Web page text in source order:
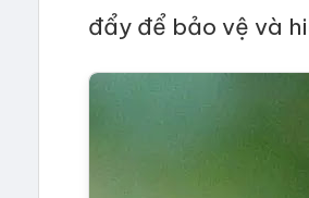
đẩy để bảo vệ và